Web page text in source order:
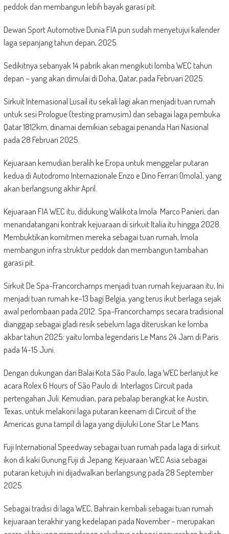
peddok dan membangun lebih bayak garasi pit.
Dewan Sport Automotive Dunia FIA pun sudah menyetujui kalender
laga sepanjang tahun depan, 2025.
Sedikitnya sebanyak 14 pabrik akan mengikuti lomba WEC tahun
depan – yang akan dimulai di Doha, Qatar, pada Februari 2025.
Sirkuit Internasional Lusail itu sekali lagi akan menjadi tuan rumah
untuk sesi Prologue (testing pramusim) dan sebagai laga pembuka
Qatar 1812km, dinamai demikian sebagai penanda Hari Nasional
pada 28 Februari 2025.
Kejuaraan kemudian beralih ke Eropa untuk menggelar putaran
kedua di Autodromo Internazionale Enzo e Dino Ferrari (Imola), yang
akan berlangsung akhir April.
Kejuaraan FIA WEC itu, didukung Walikota Imola Marco Panieri, dan
menandatangani kontrak kejuaraan di sirkuit Italia itu hingga 2028.
Membuktikan komitmen mereka sebagai tuan rumah, Imola
membangun infra struktur peddok dan membangun tambahan
garasi pit.
Sirkuit De Spa-Francorchamps menjadi tuan rumah kejuaraan itu, Ini
menjadi tuan rumah ke-13 bagi Belgia, yang terus ikut berlaga sejak
awal perlombaan pada 2012. Spa-Francorchamps secara tradisional
dianggap sebagai gladi resik sebelum laga diteruskan ke lomba
akbar tahun 2025: yaitu lomba legendaris Le Mans 24 Jam di Paris
pada 14-15 Juni.
Dengan dukungan dari Balai Kota São Paulo, laga WEC berlanjut ke
acara Rolex 6 Hours of São Paulo di Interlagos Circuit pada
pertengahan Juli. Kemudian, para pebalap berangkat ke Austin,
Texas, untuk melakoni laga putaran keenam di Circuit of the
Americas guna tampil di laga yang dijuluki Lone Star Le Mans.
Fuji International Speedway sebagai tuan rumah pada laga di sirkuit
ikon di kaki Gunung Fuji di Jepang. Kejuaraan WEC Asia sebagai
putaran ketujuh ini dijadwalkan berlangsung pada 28 September
2025.
Sebagai tradisi di laga WEC, Bahrain kembali sebagai tuan rumah
kejuaraan terakhir yang kedelapan pada November – merupakan